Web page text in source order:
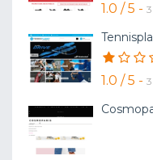
1.0 / 5 -
1.0 / 5 -